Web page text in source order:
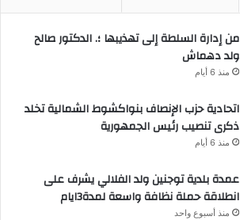
من إدارة السلطة إلى تهذيبها ؛. الدكتور صالح
ولد دهماش
منذ 6 أيام
اتحادية حزب الإنصاف بنواكشوط الشمالية تخلد
ذكرى تنصيب رئيس الجمهورية
منذ 6 أيام
عمدة بلدية توجنين ولد الفلالي يشرف على
انطلاقة حملة نظافة واسعة لمدة3ايام
منذ أسبوع واحد